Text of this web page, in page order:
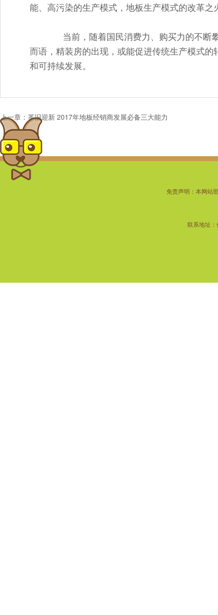
能、高污染的生产模式，地板生产模式的改革之
当前，随着国民消费力、购买力的不断
而语，精装房的出现，或能促进传统生产模式
和可持续发展。
上一章：革旧迎新 2017年地板经销商发展必备三大能力
免责声明：本网站
联系地址